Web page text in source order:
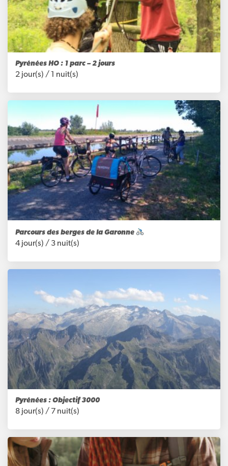
Pyrénées HO : 1 parc – 2 jours
2 jour(s) / 1 nuit(s)
Parcours des berges de la Garonne
4 jour(s) / 3 nuit(s)
Pyrénées : Objectif 3000
8 jour(s) / 7 nuit(s)